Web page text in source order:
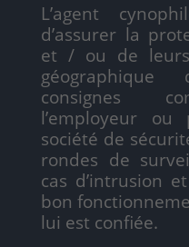
L’agent
d’assurer la
et / ou de
consignes
l’employeur
société de
rondes de
cas d’intrusion
bon
lui est confiée.